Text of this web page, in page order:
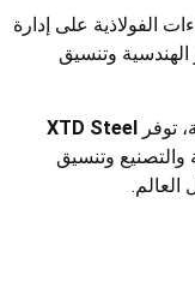
الفولاذية على إدارة
الهندسية وتنسيق
توفر
XTD Steel
وتنسيق
العالم.